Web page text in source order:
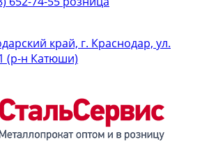
край, г. Краснодар, ул.
(р-н Катюши)